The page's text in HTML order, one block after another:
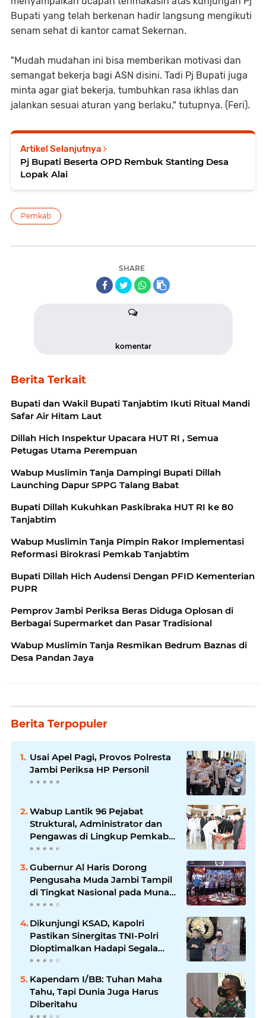
Bupati yang telah berkenan hadir langsung mengikuti
senam sehat di kantor camat Sekernan.
"Mudah mudahan ini bisa memberikan motivasi dan
semangat bekerja bagi ASN disini. Tadi Pj Bupati juga
minta agar giat bekerja, tumbuhkan rasa ikhlas dan
jalankan sesuai aturan yang berlaku," tutupnya. (Feri).
Artikel Selanjutnya
Pj Bupati Beserta OPD Rembuk Stanting Desa
Lopak Alai
Pemkab
SHARE
komentar
Berita Terkait
Bupati dan Wakil Bupati Tanjabtim Ikuti Ritual Mandi
Safar Air Hitam Laut
Dillah Hich Inspektur Upacara HUT RI , Semua
Petugas Utama Perempuan
Wabup Muslimin Tanja Dampingi Bupati Dillah
Launching Dapur SPPG Talang Babat
Bupati Dillah Kukuhkan Paskibraka HUT RI ke 80
Tanjabtim
Wabup Muslimin Tanja Pimpin Rakor Implementasi
Reformasi Birokrasi Pemkab Tanjabtim
Bupati Dillah Hich Audensi Dengan PFID Kementerian
PUPR
Pemprov Jambi Periksa Beras Diduga Oplosan di
Berbagai Supermarket dan Pasar Tradisional
Wabup Muslimin Tanja Resmikan Bedrum Baznas di
Desa Pandan Jaya
Berita Terpopuler
Usai Apel Pagi, Provos Polresta
Jambi Periksa HP Personil
Wabup Lantik 96 Pejabat
Struktural, Administrator dan
Pengawas di Lingkup Pemkab
Tanjabtim
Gubernur Al Haris Dorong
Pengusaha Muda Jambi Tampil
di Tingkat Nasional pada Munas
HIPMI ke-18
Dikunjungi KSAD, Kapolri
Pastikan Sinergitas TNI-Polri
Dioptimalkan Hadapi Segala
Bentuk Ancaman
Kapendam I/BB: Tuhan Maha
Tahu, Tapi Dunia Juga Harus
Diberitahu